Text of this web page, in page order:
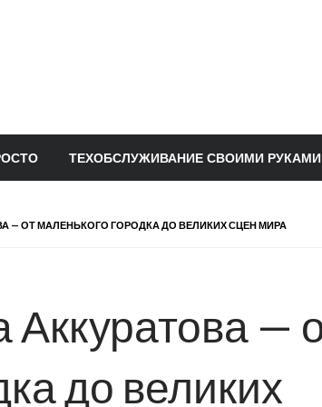
ТЕХОБСЛУЖИВАНИЕ СВОИМИ РУКАМИ
— ОТ МАЛЕНЬКОГО ГОРОДКА ДО ВЕЛИКИХ СЦЕН МИРА
—
до великих